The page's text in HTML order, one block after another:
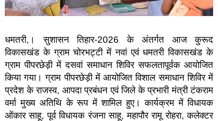
धमतरी,। सुशासन तिहार-2026 के अंतर्गत आज कुरूद
विकासखंड के ग्राम चोरभट्टी में नवां एवं धमतरी विकासखंड के
ग्राम पीपरछेड़ी में दसवां समाधान शिविर सफलतापूर्वक आयोजित
किया गया। ग्राम पीपरछेड़ी में आयोजित विशाल समाधान शिविर में
प्रदेश के राजस्व, आपदा प्रबंधन एवं जिले के प्रभारी मंत्री टंकराम
वर्मा मुख्य अतिथि के रूप में शामिल हुए। कार्यक्रम में विधायक
ओंकार साहू, पूर्व विधायक रंजना साहू, महापौर रामू रोहरा, कलेक्टर